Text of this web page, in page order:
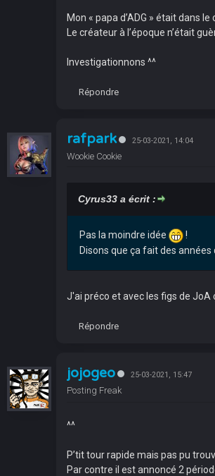
Mon « papa d’ADG » était dans
Le créateur à l’époque n’était
Investigationnons ^^
Répondre
rafpark 25-03-2021, 14:04
Wookie Cookie
Cyrus33 a écrit :
Pas la moindre idée
!
Disons que ça fait des
J'ai préco et avec les figs de
Répondre
jojogeo 25-03-2021, 15:47
Posting Freak
^^
P’tit tour rapide mais pas pu
Par contre il est annoncé 2